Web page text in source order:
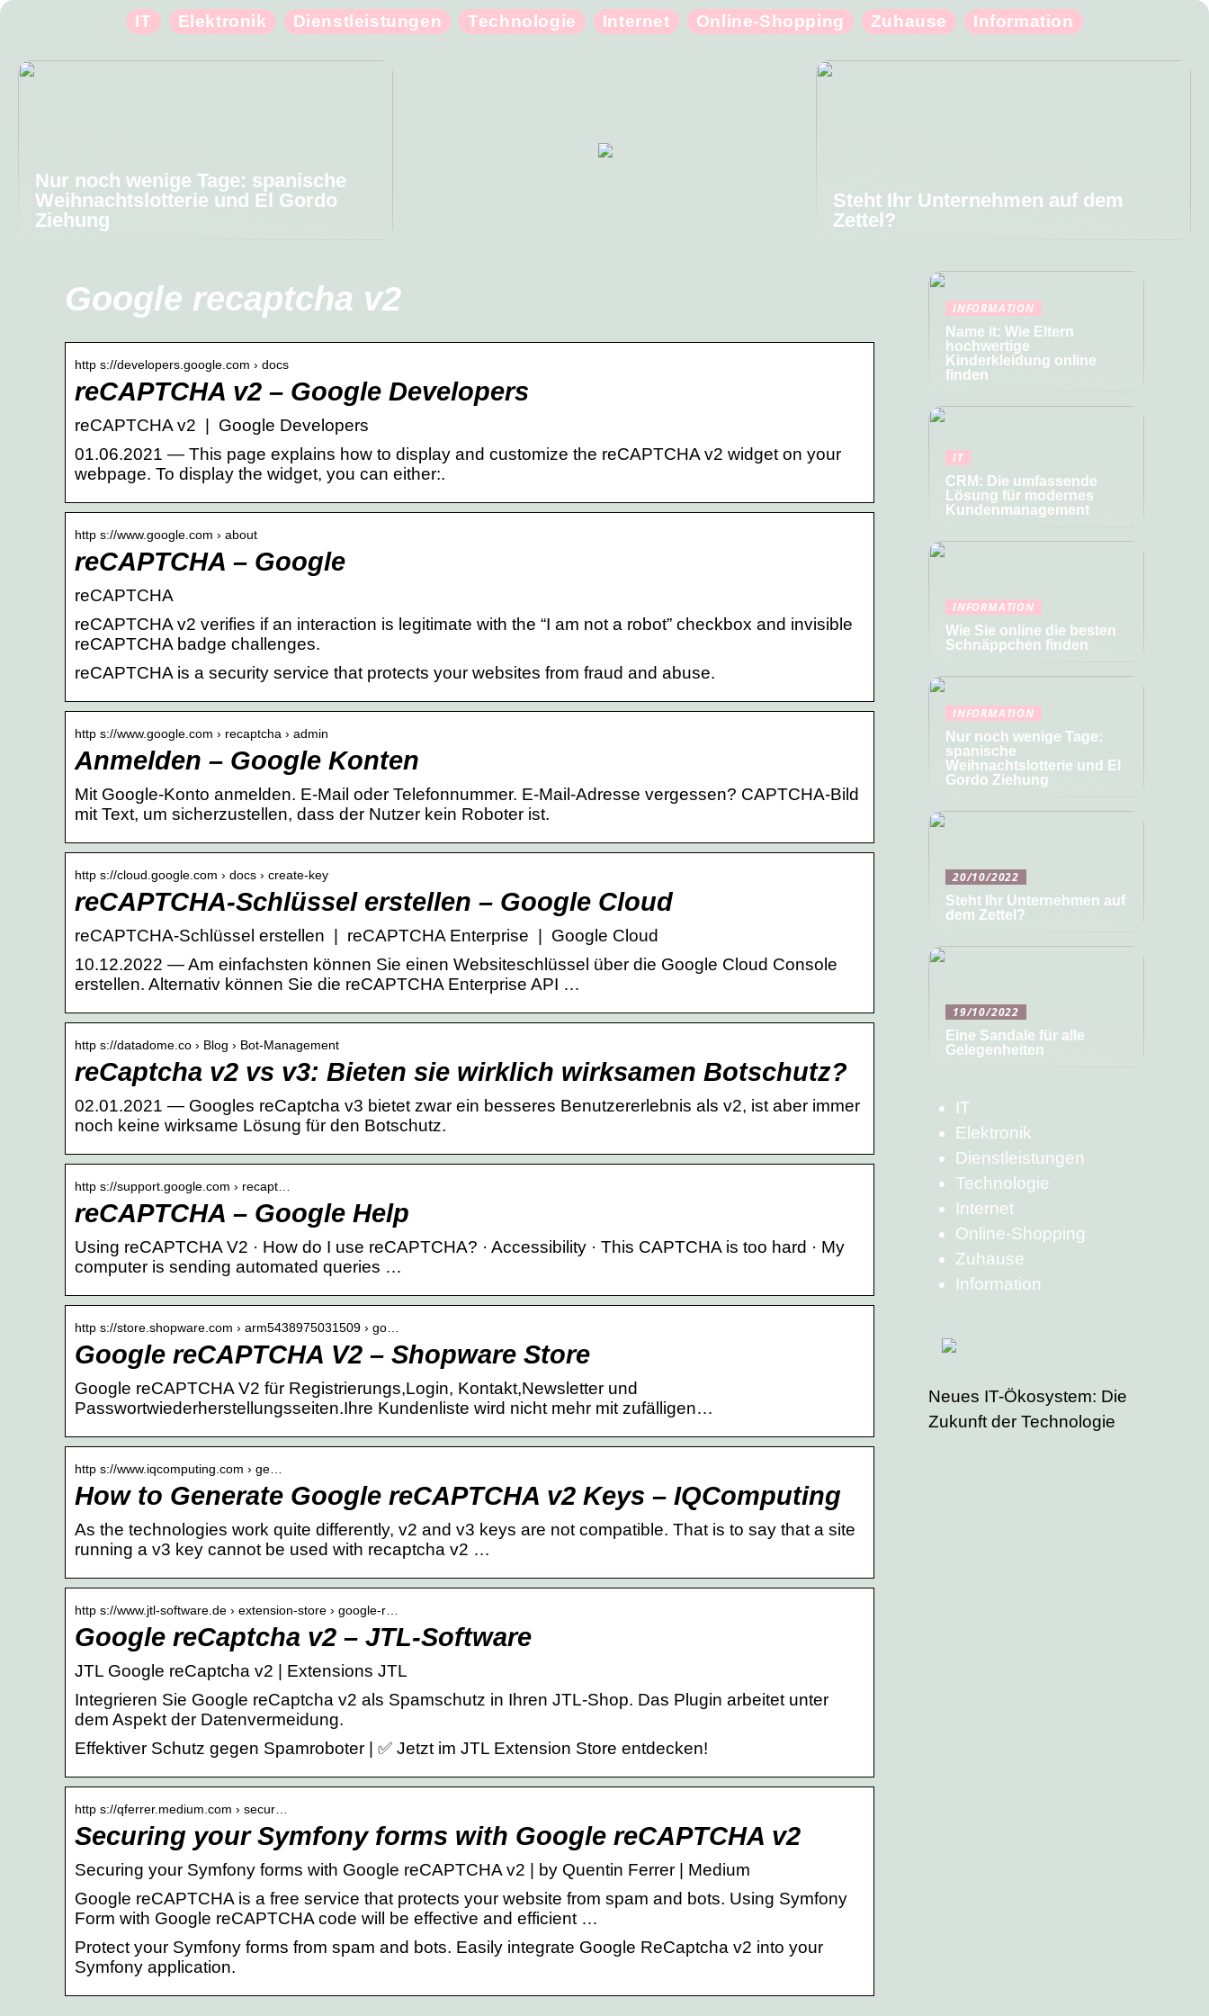
IT Elektronik Dienstleistungen Technologie Internet Online-Shopping Zuhause Information
Nur noch wenige Tage: spanische
Weihnachtslotterie und El Gordo
Ziehung
Steht Ihr Unternehmen auf dem
Zettel?
Google recaptcha v2
http s://developers.google.com › docs
reCAPTCHA v2 – Google Developers
reCAPTCHA v2 | Google Developers
01.06.2021 — This page explains how to display and customize the reCAPTCHA v2 widget on your
webpage. To display the widget, you can either:.
http s://www.google.com › about
reCAPTCHA – Google
reCAPTCHA
reCAPTCHA v2 verifies if an interaction is legitimate with the “I am not a robot” checkbox and invisible
reCAPTCHA badge challenges.
reCAPTCHA is a security service that protects your websites from fraud and abuse.
http s://www.google.com › recaptcha › admin
Anmelden – Google Konten
Mit Google-Konto anmelden. E-Mail oder Telefonnummer. E-Mail-Adresse vergessen? CAPTCHA-Bild
mit Text, um sicherzustellen, dass der Nutzer kein Roboter ist.
http s://cloud.google.com › docs › create-key
reCAPTCHA-Schlüssel erstellen – Google Cloud
reCAPTCHA-Schlüssel erstellen | reCAPTCHA Enterprise | Google Cloud
10.12.2022 — Am einfachsten können Sie einen Websiteschlüssel über die Google Cloud Console
erstellen. Alternativ können Sie die reCAPTCHA Enterprise API …
http s://datadome.co › Blog › Bot-Management
reCaptcha v2 vs v3: Bieten sie wirklich wirksamen Botschutz?
02.01.2021 — Googles reCaptcha v3 bietet zwar ein besseres Benutzererlebnis als v2, ist aber immer
noch keine wirksame Lösung für den Botschutz.
http s://support.google.com › recapt…
reCAPTCHA – Google Help
Using reCAPTCHA V2 · How do I use reCAPTCHA? · Accessibility · This CAPTCHA is too hard · My
computer is sending automated queries …
http s://store.shopware.com › arm5438975031509 › go…
Google reCAPTCHA V2 – Shopware Store
Google reCAPTCHA V2 für Registrierungs,Login, Kontakt,Newsletter und
Passwortwiederherstellungsseiten.Ihre Kundenliste wird nicht mehr mit zufälligen…
http s://www.iqcomputing.com › ge…
How to Generate Google reCAPTCHA v2 Keys – IQComputing
As the technologies work quite differently, v2 and v3 keys are not compatible. That is to say that a site
running a v3 key cannot be used with recaptcha v2 …
http s://www.jtl-software.de › extension-store › google-r…
Google reCaptcha v2 – JTL-Software
JTL Google reCaptcha v2 | Extensions JTL
Integrieren Sie Google reCaptcha v2 als Spamschutz in Ihren JTL-Shop. Das Plugin arbeitet unter
dem Aspekt der Datenvermeidung.
Effektiver Schutz gegen Spamroboter | ✅ Jetzt im JTL Extension Store entdecken!
http s://qferrer.medium.com › secur…
Securing your Symfony forms with Google reCAPTCHA v2
Securing your Symfony forms with Google reCAPTCHA v2 | by Quentin Ferrer | Medium
Google reCAPTCHA is a free service that protects your website from spam and bots. Using Symfony
Form with Google reCAPTCHA code will be effective and efficient …
Protect your Symfony forms from spam and bots. Easily integrate Google ReCaptcha v2 into your
Symfony application.
INFORMATION
Name it: Wie Eltern
hochwertige
Kinderkleidung online
finden
IT
CRM: Die umfassende
Lösung für modernes
Kundenmanagement
INFORMATION
Wie Sie online die besten
Schnäppchen finden
INFORMATION
Nur noch wenige Tage:
spanische
Weihnachtslotterie und El
Gordo Ziehung
20/10/2022
Steht Ihr Unternehmen auf
dem Zettel?
19/10/2022
Eine Sandale für alle
Gelegenheiten
IT
Elektronik
Dienstleistungen
Technologie
Internet
Online-Shopping
Zuhause
Information
Neues IT-Ökosystem: Die
Zukunft der Technologie